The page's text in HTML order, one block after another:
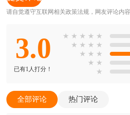
请自觉遵守互联网相关政策法规，网友评论内
3.0
已有1人打分！
★ ★ ★ ★ ★
★ ★ ★ ★
★ ★ ★
★ ★
★
全部评论 热门评论